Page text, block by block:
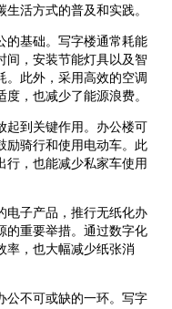
活方式的普及和实践。
的基础。写字楼通常耗能
间，安装节能灯具以及智
。此外，采用高效的空调
，也减少了能源浪费。
起到关键作用。办公楼可
励骑行和使用电动车。此
行，也能减少私家车使用
电子产品，推行无纸化办
的重要举措。通过数字化
率，也大幅减少纸张消
公不可或缺的一环。写字